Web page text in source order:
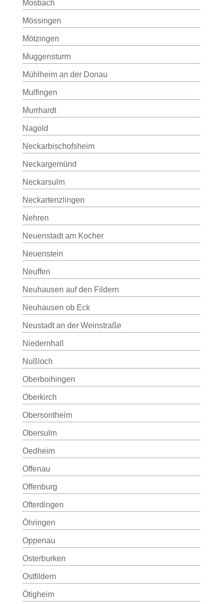
Mosbach
Mössingen
Mötzingen
Muggensturm
Mühlheim an der Donau
Mulfingen
Murrhardt
Nagold
Neckarbischofsheim
Neckargemünd
Neckarsulm
Neckartenzlingen
Nehren
Neuenstadt am Kocher
Neuenstein
Neuffen
Neuhausen auf den Fildern
Neuhausen ob Eck
Neustadt an der Weinstraße
Niedernhall
Nußloch
Oberboihingen
Oberkirch
Obersontheim
Obersulm
Oedheim
Offenau
Offenburg
Ofterdingen
Öhringen
Oppenau
Osterburken
Ostfildern
Ötigheim